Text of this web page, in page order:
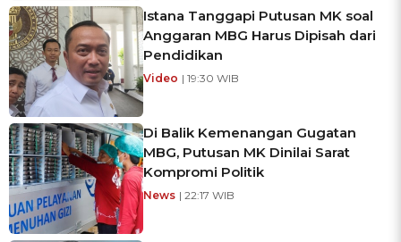
Istana Tanggapi Putusan MK soal
Anggaran MBG Harus Dipisah dari
Pendidikan
Video | 19:30 WIB
Di Balik Kemenangan Gugatan
MBG, Putusan MK Dinilai Sarat
Kompromi Politik
News | 22:17 WIB